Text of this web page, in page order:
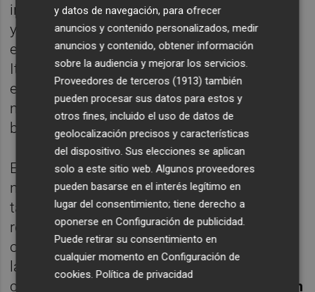
incunable. Para ello reconstruye el contexto
y la peripecia de Vicent, hijo de su tiempo,
expulsado de España por judío, su viaje a
Italia, sus vivencias al lado de los Borja, y
encuentra las huellas de su trabajo en
manuscritos que se hallan dispersos por
bibliotecas de todo el mundo.
El largometraje se apoya no sólo en un
nutrido grupo de localizaciones, sino
también en unas espectaculares
recreaciones visuales de la Valencia del XVI
obra deVíctor Suñer. Asimismo cuenta con
la participación de historiadores y escritores
como
Joan
y datos de navegación, para ofrecer
anuncios y contenido personalizados, medir
anuncios y contenido, obtener información
sobre la audiencia y mejorar los servicios.
Proveedores de terceros (1913) también
pueden procesar sus datos para estos y
otros fines, incluido el uso de datos de
geolocalización precisos y características
del dispositivo. Sus elecciones se aplican
solo a este sitio web. Algunos proveedores
pueden basarse en el interés legítimo en
lugar del consentimiento; tiene derecho a
oponerse enConfiguración de publicidad
Puede retirar su consentimiento en
cualquier momento enConfiguración de
cookies .Política de privacidad